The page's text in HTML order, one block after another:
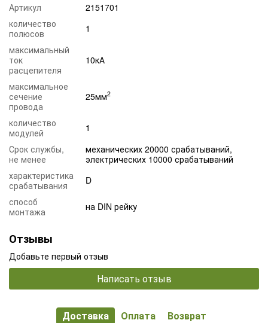
Артикул
2151701
количество
полюсов
1
максимальный
ток
расцепителя
10кА
максимальное
сечение
провода
25мм2
количество
модулей
1
Срок службы,
не менее
механических 20000 срабатываний,
электрических 10000 срабатываний
характеристика
срабатывания
D
способ
монтажа
на DIN рейку
Отзывы
Добавьте первый отзыв
Написать отзыв
Доставка Оплата Возврат